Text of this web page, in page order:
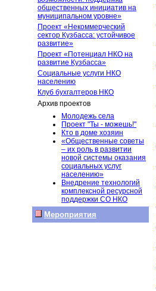
общественных инициатив на
муниципальном уровне»
Проект «Некоммерческий
сектор Кузбасса: устойчивое
развитие»
Проект «Потенциал НКО на
развитие Кузбасса»
Социальные услуги НКО
населению
Клуб бухгалтеров НКО
Архив проектов
Молодежь села
Проект "Ты - можешь!"
Кто в доме хозяин
«Общественные советы
– их роль в развитии
новой системы оказания
социальных услуг
населению»
Внедрение технологий
комплексной ресурсной
поддержки СО НКО
Мероприятия